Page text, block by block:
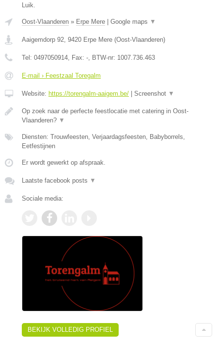
Luik.
Oost-Vlaanderen » Erpe Mere Google maps ▼
Aaigemdorp 92, 9420 Erpe Mere (Oost-Vlaanderen)
Tel: 0497050914, Fax: -, BTW-nr: 1007.736.463
E-mail › Feestzaal Toregalm
Website: https://torengalm-aaigem.be/ Screenshot ▼
Op zoek naar de perfecte feestlocatie met catering in Oost-
Vlaanderen? ▼
Diensten: Trouwfeesten, Verjaardagsfeesten, Babyborrels,
Eetfestijnen
Er wordt gewerkt op afspraak.
Laatste facebook posts ▼
Sociale media:
BEKIJK VOLLEDIG PROFIEL